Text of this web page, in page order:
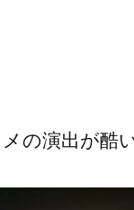
の演出が酷